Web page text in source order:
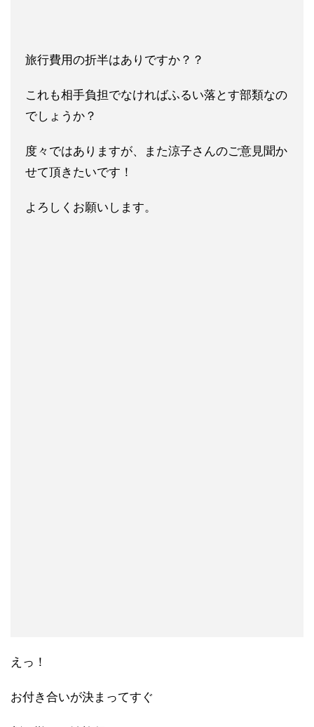
旅行費用の折半はありですか？？
これも相手負担でなければふるい落とす部類なの
でしょうか？
度々ではありますが、また涼子さんのご意見聞か
せて頂きたいです ！
よろしくお願いします。
えっ！
お付き合いが決まってすぐ